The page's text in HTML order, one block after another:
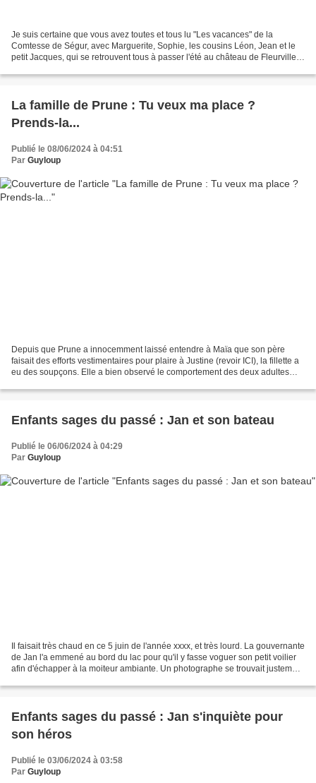
Je suis certaine que vous avez toutes et tous lu "Les vacances" de la
Comtesse de Ségur, avec Marguerite, Sophie, les cousins Léon, Jean et le
petit Jacques, qui se retrouvent tous à passer l'été au château de Fleurville,
La famille de Prune : Tu veux ma place ?
Prends-la...
Publié le 08/06/2024 à 04:51
Par Guyloup
Depuis que Prune a innocemment laissé entendre à Maïa que son père
faisait des efforts vestimentaires pour plaire à Justine (revoir ICI), la fillette a
eu des soupçons. Elle a bien observé le comportement des deux adultes
Enfants sages du passé : Jan et son bateau
Publié le 06/06/2024 à 04:29
Par Guyloup
Il faisait très chaud en ce 5 juin de l'année xxxx, et très lourd. La gouvernante
de Jan l'a emmené au bord du lac pour qu'il y fasse voguer son petit voilier
afin d'échapper à la moiteur ambiante. Un photographe se trouvait justement
Enfants sages du passé : Jan s'inquiète pour
son héros
Publié le 03/06/2024 à 03:58
Par Guyloup